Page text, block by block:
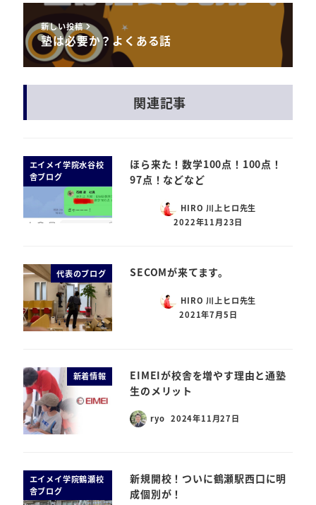
新しい投稿
塾は必要か？よくある話
関連記事
エイメイ学院水谷校
舎ブログ
ほら来た！数学100点！100点！
97点！などなど
HIRO 川上ヒロ先生
2022年11月23日
代表のブログ SECOMが来てます。
HIRO 川上ヒロ先生
2021年7月5日
新着情報
EIMEIが校舎を増やす理由と通塾
生のメリット
ryo 2024年11月27日
エイメイ学院鶴瀬校
舎ブログ
新規開校！ついに鶴瀬駅西口に明
成個別が！